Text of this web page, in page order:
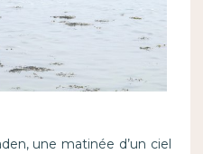
une matinée d’un ciel